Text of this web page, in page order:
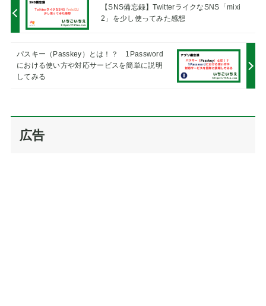
e
e
【SNS備忘録】TwitterライクなSNS「mixi
2」を少し使ってみた感想
パスキー（Passkey）とは！？ 1Password
における使い方や対応サービスを簡単に説明
してみる
広告